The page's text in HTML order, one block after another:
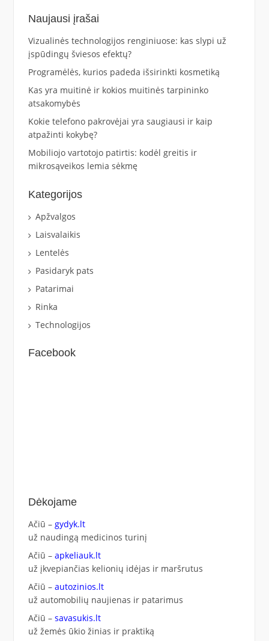
Naujausi įrašai
Vizualinės technologijos renginiuose: kas slypi už
įspūdingų šviesos efektų?
Programėlės, kurios padeda išsirinkti kosmetiką
Kas yra muitinė ir kokios muitinės tarpininko
atsakomybės
Kokie telefono pakrovėjai yra saugiausi ir kaip
atpažinti kokybę?
Mobiliojo vartotojo patirtis: kodėl greitis ir
mikrosąveikos lemia sėkmę
Kategorijos
Apžvalgos
Laisvalaikis
Lentelės
Pasidaryk pats
Patarimai
Rinka
Technologijos
Facebook
Dėkojame
Ačiū – gydyk.lt
už naudingą medicinos turinį
Ačiū – apkeliauk.lt
už įkvepiančias kelionių idėjas ir maršrutus
Ačiū – autozinios.lt
už automobilių naujienas ir patarimus
Ačiū – savasukis.lt
už žemės ūkio žinias ir praktiką